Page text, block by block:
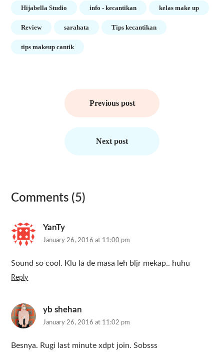
Hijabella Studio info - kecantikan kelas make up
Review sarahata Tips kecantikan
tips makeup cantik
Previous post
Next post
Comments (5)
YanTy
January 26, 2016 at 11:00 pm
Sound so cool. Klu la de masa leh bljr mekap.. huhu
Reply
yb shehan
January 26, 2016 at 11:02 pm
Besnya. Rugi last minute xdpt join. Sobsss